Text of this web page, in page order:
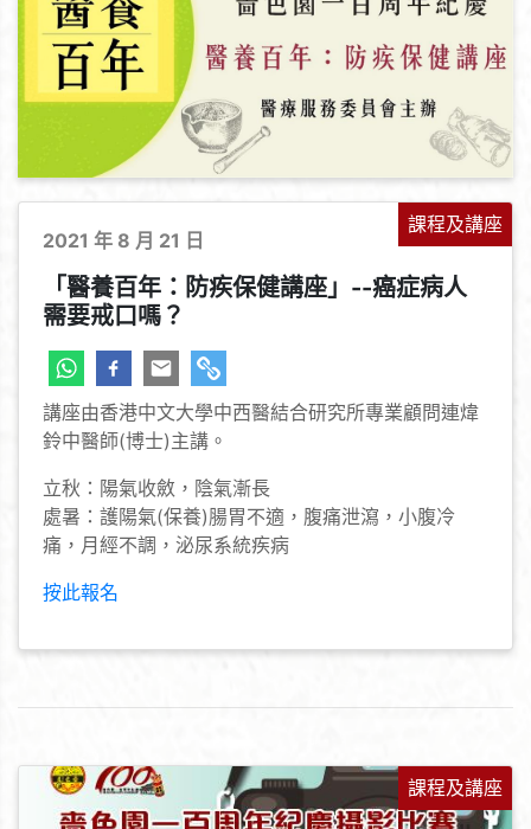
課程及講座
2021 年 8 月 21 日
「醫養百年：防疾保健講座」--癌症病⼈
需要戒口嗎？
講座由香港中文大學中西醫結合研究所專業顧問連煒
鈴中醫師(博士)主講。
立秋：陽氣收斂，陰氣漸長
處暑：護陽氣(保養)腸胃不適，腹痛泄瀉，小腹冷
痛，月經不調，泌尿系統疾病
按此報名
課程及講座